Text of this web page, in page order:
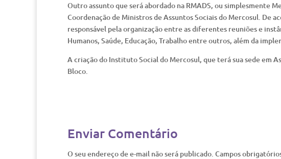
Outro assunto que será abordado na RMADS, ou simplesmente
Coordenação de Ministros de Assuntos Sociais do Mercosul. De
responsável pela organização entre as diferentes reuniões e
Humanos, Saúde, Educação, Trabalho entre outros, além da
A criação do Instituto Social do Mercosul, que terá sua sede em
Bloco.
Enviar Comentário
O seu endereço de e-mail não será publicado. Campos